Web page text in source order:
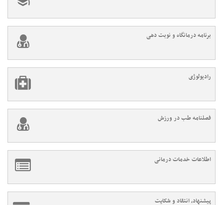
برنامه درمانگاه و نوبت دهی
رادیولوژی
فصلنامه طب در ورزش
اطلاعات خدمات درمانی
پیشنهاد، انتقاد و شکایت